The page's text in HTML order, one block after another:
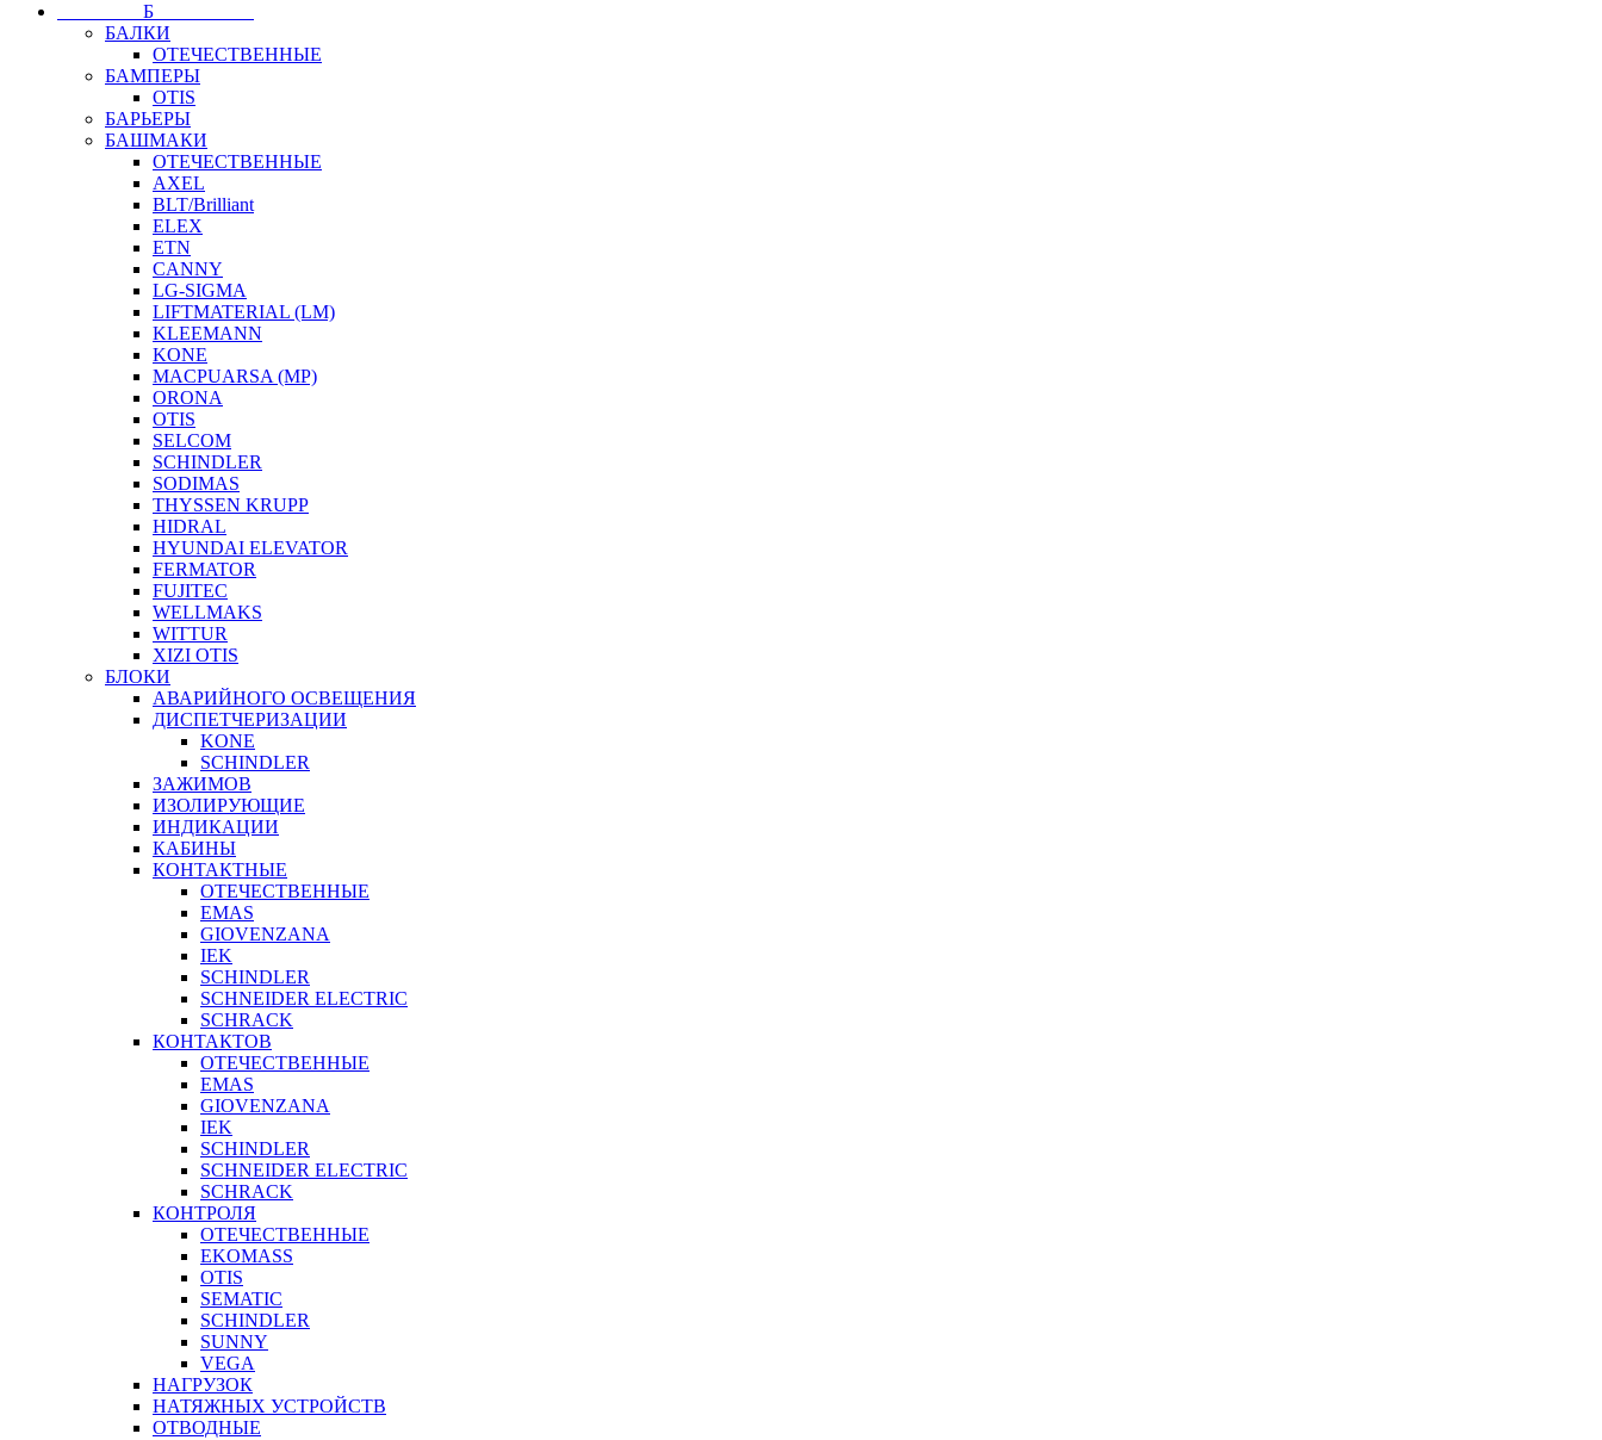
⠀⠀⠀⠀⠀⠀Б⠀⠀⠀⠀⠀⠀⠀
БАЛКИ
ОТЕЧЕСТВЕННЫЕ
БАМПЕРЫ
OTIS
БАРЬЕРЫ
БАШМАКИ
ОТЕЧЕСТВЕННЫЕ
AXEL
BLT/Brilliant
ELEX
ETN
CANNY
LG-SIGMA
LIFTMATERIAL (LM)
KLEEMANN
KONE
MACPUARSA (MP)
ORONA
OTIS
SELCOM
SCHINDLER
SODIMAS
THYSSEN KRUPP
HIDRAL
HYUNDAI ELEVATOR
FERMATOR
FUJITEC
WELLMAKS
WITTUR
XIZI OTIS
БЛОКИ
АВАРИЙНОГО ОСВЕЩЕНИЯ
ДИСПЕТЧЕРИЗАЦИИ
KONE
SCHINDLER
ЗАЖИМОВ
ИЗОЛИРУЮЩИЕ
ИНДИКАЦИИ
КАБИНЫ
КОНТАКТНЫЕ
ОТЕЧЕСТВЕННЫЕ
EMAS
GIOVENZANA
IEK
SCHINDLER
SCHNEIDER ELECTRIC
SCHRACK
КОНТАКТОВ
ОТЕЧЕСТВЕННЫЕ
EMAS
GIOVENZANA
IEK
SCHINDLER
SCHNEIDER ELECTRIC
SCHRACK
КОНТРОЛЯ
ОТЕЧЕСТВЕННЫЕ
EKOMASS
OTIS
SEMATIC
SCHINDLER
SUNNY
VEGA
НАГРУЗОК
НАТЯЖНЫХ УСТРОЙСТВ
ОТВОДНЫЕ